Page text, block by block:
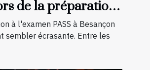
de la préparation
PASS à Besançon
à l'examen PASS à Besançon
sembler écrasante. Entre les